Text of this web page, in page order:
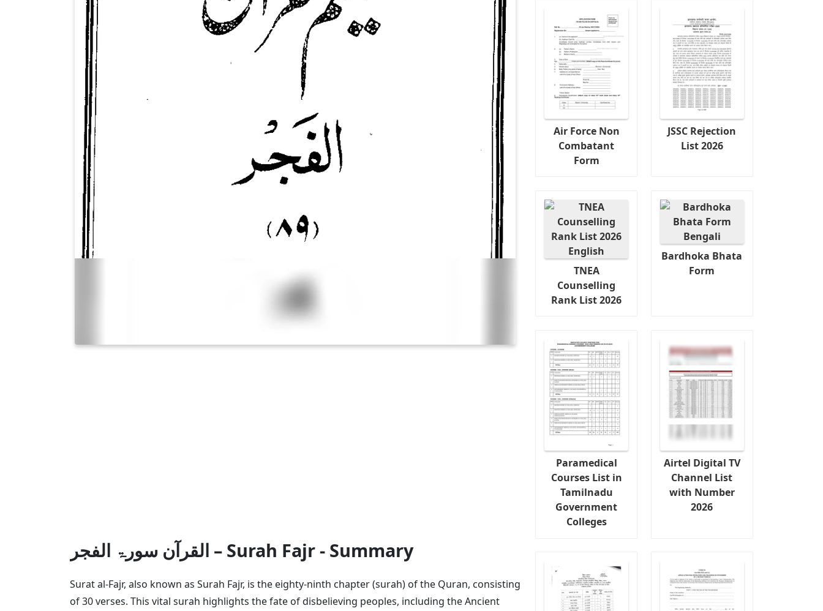
القرآن سورۃ الفجر – Surah Fajr - Summary
Surat al-Fajr, also known as Surah Fajr, is the eighty-ninth chapter (surah) of the Quran, consisting
of 30 verses. This vital surah highlights the fate of disbelieving peoples, including the Ancient
Air Force Non
Combatant
Form
JSSC Rejection
List 2026
TNEA
Counselling
Rank List 2026
Bardhoka Bhata
Form
Paramedical
Courses List in
Tamilnadu
Government
Colleges
Airtel Digital TV
Channel List
with Number
2026